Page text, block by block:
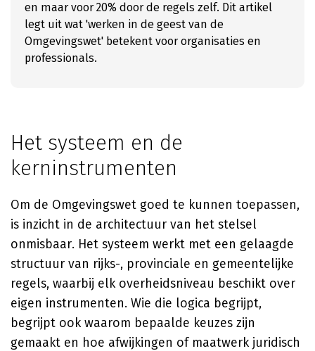
en maar voor 20% door de regels zelf. Dit artikel
legt uit wat 'werken in de geest van de
Omgevingswet' betekent voor organisaties en
professionals.
Het systeem en de
kerninstrumenten
Om de Omgevingswet goed te kunnen toepassen,
is inzicht in de architectuur van het stelsel
onmisbaar. Het systeem werkt met een gelaagde
structuur van rijks-, provinciale en gemeentelijke
regels, waarbij elk overheidsniveau beschikt over
eigen instrumenten. Wie die logica begrijpt,
begrijpt ook waarom bepaalde keuzes zijn
gemaakt en hoe afwijkingen of maatwerk juridisch